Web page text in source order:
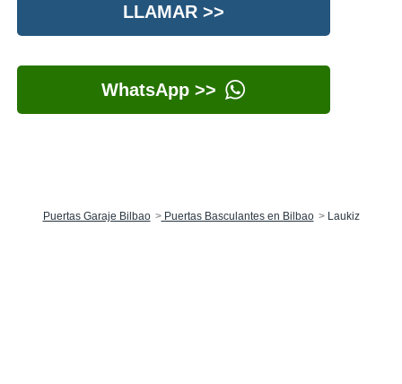
LLAMAR >>
WhatsApp >>
Puertas Garaje Bilbao Puertas Basculantes en Bilbao Laukiz